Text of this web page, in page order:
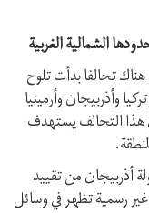
الشمالية الغربية
تحالفا بدأت تلوح
وأذربيجان وأرمينيا
هذا التحالف يستهدف
أذربيجان من تقييد
رسمية تظهر في وسائل